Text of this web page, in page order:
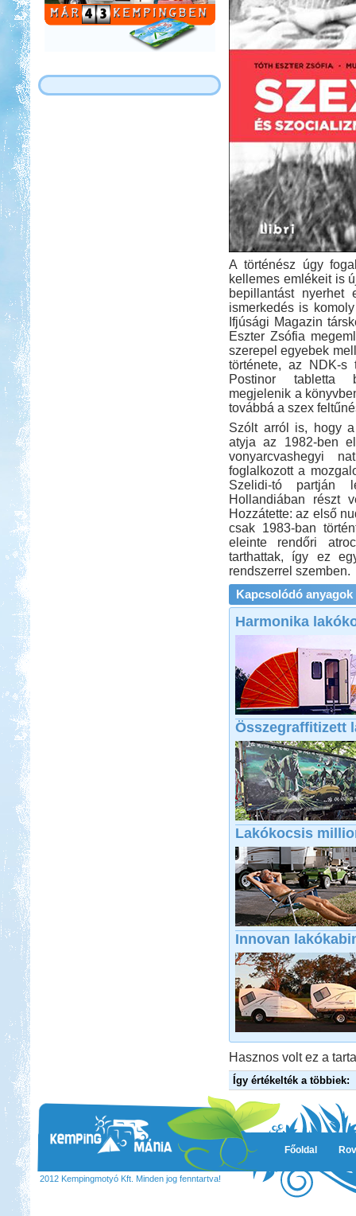
A történész úgy
kellemes emlékeit is
bepillantást
ismerkedés is
Ifjúsági Magazin
Eszter Zsófia
szerepel egyebek
története, az NDK-s
Postinor tabletta
megjelenik a
továbbá a szex
Szólt arról is, hogy
atyja az 1982-ben
vonyarcvashegyi
foglalkozott a
Szelidi-tó partján
Hollandiában részt
Hozzátette: az első
csak 1983-ban
eleinte rendőri
tarthattak, így ez
rendszerrel szemben.
Kapcsolódó anyagok
Harmonika
Összegraffitizett
Lakókocsis
Innovan
Hasznos volt ez a
Így értékelték a többiek:
Főoldal
2012 Kempingmotyó Kft. Minden jog fenntartva!